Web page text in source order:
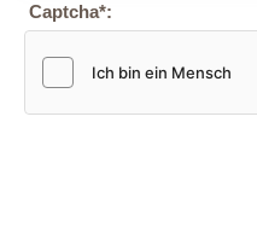
Captcha*: